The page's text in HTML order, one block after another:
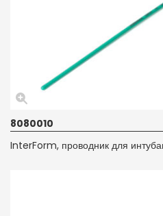
8080010
InterForm, проводник для